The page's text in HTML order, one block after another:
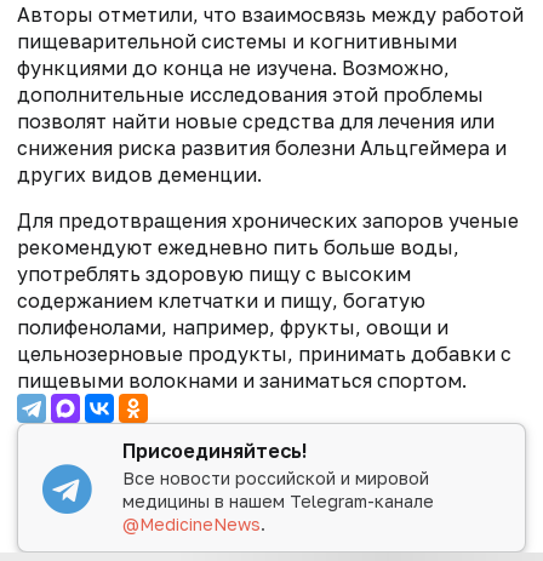
Авторы отметили, что взаимосвязь между работой
пищеварительной системы и когнитивными
функциями до конца не изучена. Возможно,
дополнительные исследования этой проблемы
позволят найти новые средства для лечения или
снижения риска развития болезни Альцгеймера и
других видов деменции.
Для предотвращения хронических запоров ученые
рекомендуют ежедневно пить больше воды,
употреблять здоровую пищу с высоким
содержанием клетчатки и пищу, богатую
полифенолами, например, фрукты, овощи и
цельнозерновые продукты, принимать добавки с
пищевыми волокнами и заниматься спортом.
Присоединяйтесь!
Все новости российской и мировой
медицины в нашем Telegram-канале
@MedicineNews.